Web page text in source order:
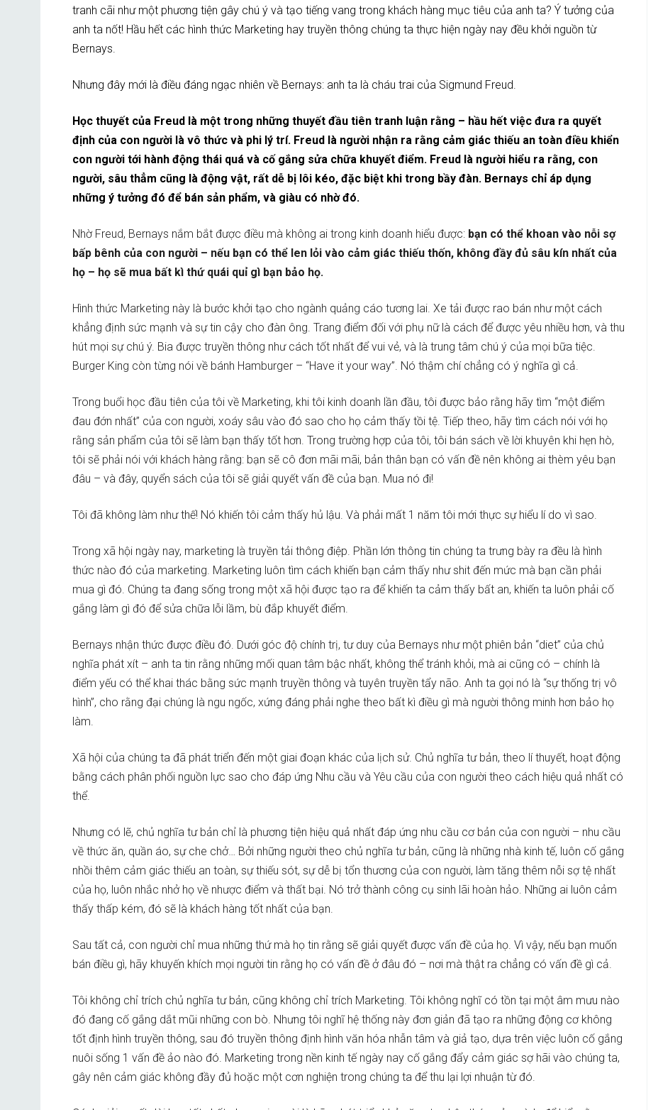
tranh cãi như một phương tiện gây chú ý và tạo tiếng vang trong khách hàng mục tiêu của anh ta? Ý tưởng của
anh ta nốt! Hầu hết các hình thức Marketing hay truyền thông chúng ta thực hiện ngày nay đều khởi nguồn từ
Bernays.
Nhưng đây mới là điều đáng ngạc nhiên về Bernays: anh ta là cháu trai của Sigmund Freud.
Học thuyết của Freud là một trong những thuyết đầu tiên tranh luận rằng – hầu hết việc đưa ra quyết
định của con người là vô thức và phi lý trí. Freud là người nhận ra rằng cảm giác thiếu an toàn điều khiển
con người tới hành động thái quá và cố gắng sửa chữa khuyết điểm. Freud là người hiểu ra rằng, con
người, sâu thẳm cũng là động vật, rất dễ bị lôi kéo, đặc biệt khi trong bầy đàn. Bernays chỉ áp dụng
những ý tưởng đó để bán sản phẩm, và giàu có nhờ đó.
Nhờ Freud, Bernays nắm bắt được điều mà không ai trong kinh doanh hiểu được: bạn có thể khoan vào nỗi sợ
bấp bênh của con người – nếu bạn có thể len lỏi vào cảm giác thiếu thốn, không đầy đủ sâu kín nhất của
họ – họ sẽ mua bất kì thứ quái quỉ gì bạn bảo họ.
Hình thức Marketing này là bước khởi tạo cho ngành quảng cáo tương lai. Xe tải được rao bán như một cách
khẳng định sức mạnh và sự tin cậy cho đàn ông. Trang điểm đối với phụ nữ là cách để được yêu nhiều hơn, và thu
hút mọi sự chú ý. Bia được truyền thông như cách tốt nhất để vui vẻ, và là trung tâm chú ý của mọi bữa tiệc.
Burger King còn từng nói về bánh Hamburger – “Have it your way”. Nó thậm chí chẳng có ý nghĩa gì cả.
Trong buổi học đầu tiên của tôi về Marketing, khi tôi kinh doanh lần đầu, tôi được bảo rằng hãy tìm “một điểm
đau đớn nhất” của con người, xoáy sâu vào đó sao cho họ cảm thấy tồi tệ. Tiếp theo, hãy tìm cách nói với họ
rằng sản phẩm của tôi sẽ làm bạn thấy tốt hơn. Trong trường hợp của tôi, tôi bán sách về lời khuyên khi hẹn hò,
tôi sẽ phải nói với khách hàng rằng: bạn sẽ cô đơn mãi mãi, bản thân bạn có vấn đề nên không ai thèm yêu bạn
đâu – và đây, quyển sách của tôi sẽ giải quyết vấn đề của bạn. Mua nó đi!
Tôi đã không làm như thế! Nó khiến tôi cảm thấy hủ lậu. Và phải mất 1 năm tôi mới thực sự hiểu lí do vì sao.
Trong xã hội ngày nay, marketing là truyền tải thông điệp. Phần lớn thông tin chúng ta trưng bày ra đều là hình
thức nào đó của marketing. Marketing luôn tìm cách khiến bạn cảm thấy như shit đến mức mà bạn cần phải
mua gì đó. Chúng ta đang sống trong một xã hội được tạo ra để khiến ta cảm thấy bất an, khiến ta luôn phải cố
gắng làm gì đó để sửa chữa lỗi lầm, bù đắp khuyết điểm.
Bernays nhận thức được điều đó. Dưới góc độ chính trị, tư duy của Bernays như một phiên bản “diet” của chủ
nghĩa phát xít – anh ta tin rằng những mối quan tâm bậc nhất, không thể tránh khỏi, mà ai cũng có – chính là
điểm yếu có thể khai thác bằng sức mạnh truyền thông và tuyên truyền tẩy não. Anh ta gọi nó là “sự thống trị vô
hình”, cho rằng đại chúng là ngu ngốc, xứng đáng phải nghe theo bất kì điều gì mà người thông minh hơn bảo họ
làm.
Xã hội của chúng ta đã phát triển đến một giai đoạn khác của lịch sử. Chủ nghĩa tư bản, theo lí thuyết, hoạt động
bằng cách phân phối nguồn lực sao cho đáp ứng Nhu cầu và Yêu cầu của con người theo cách hiệu quả nhất có
thể.
Nhưng có lẽ, chủ nghĩa tư bản chỉ là phương tiện hiệu quả nhất đáp ứng nhu cầu cơ bản của con người – nhu cầu
về thức ăn, quần áo, sự che chở… Bởi những người theo chủ nghĩa tư bản, cũng là những nhà kinh tế, luôn cố gắng
nhồi thêm cảm giác thiếu an toàn, sự thiếu sót, sự dễ bị tổn thương của con người, làm tăng thêm nỗi sợ tệ nhất
của họ, luôn nhắc nhở họ về nhược điểm và thất bại. Nó trở thành công cụ sinh lãi hoàn hảo. Những ai luôn cảm
thấy thấp kém, đó sẽ là khách hàng tốt nhất của bạn.
Sau tất cả, con người chỉ mua những thứ mà họ tin rằng sẽ giải quyết được vấn đề của họ. Vì vậy, nếu bạn muốn
bán điều gì, hãy khuyến khích mọi người tin rằng họ có vấn đề ở đâu đó – nơi mà thật ra chẳng có vấn đề gì cả.
Tôi không chỉ trích chủ nghĩa tư bản, cũng không chỉ trích Marketing. Tôi không nghĩ có tồn tại một âm mưu nào
đó đang cố gắng dắt mũi những con bò. Nhưng tôi nghĩ hệ thống này đơn giản đã tạo ra những động cơ không
tốt định hình truyền thông, sau đó truyền thông định hình văn hóa nhẫn tâm và giả tạo, dựa trên việc luôn cố gắng
nuôi sống 1 vấn đề ảo nào đó. Marketing trong nền kinh tế ngày nay cố gắng đẩy cảm giác sợ hãi vào chúng ta,
gây nên cảm giác không đầy đủ hoặc một cơn nghiện trong chúng ta để thu lại lợi nhuận từ đó.